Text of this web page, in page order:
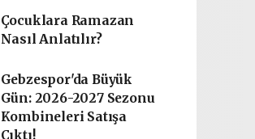
Çocuklara Ramazan
Nasıl Anlatılır?
Gebzespor'da Büyük
Gün: 2026-2027 Sezonu
Kombineleri Satışa
Çıktı!